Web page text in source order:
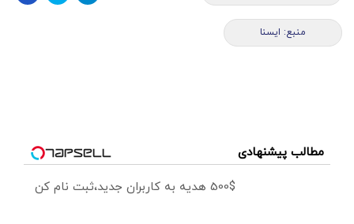
منبع: ايسنا
مطالب پیشنهادی
500$ هدیه به کاربران جدید،ثبت نام کن